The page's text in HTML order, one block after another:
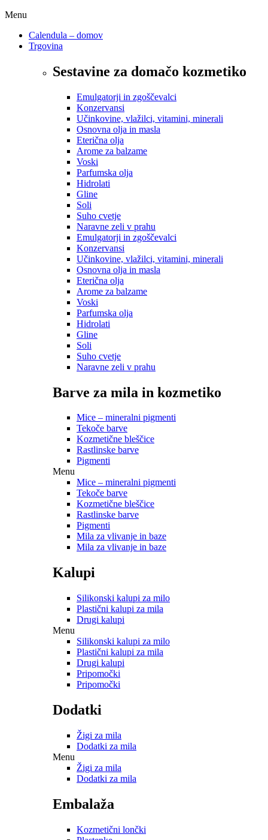
Menu
Calendula – domov
Trgovina
Sestavine za domačo kozmetiko
Emulgatorji in zgoščevalci
Konzervansi
Učinkovine, vlažilci, vitamini, minerali
Osnovna olja in masla
Eterična olja
Arome za balzame
Voski
Parfumska olja
Hidrolati
Gline
Soli
Suho cvetje
Naravne zeli v prahu
Emulgatorji in zgoščevalci
Konzervansi
Učinkovine, vlažilci, vitamini, minerali
Osnovna olja in masla
Eterična olja
Arome za balzame
Voski
Parfumska olja
Hidrolati
Gline
Soli
Suho cvetje
Naravne zeli v prahu
Barve za mila in kozmetiko
Mice – mineralni pigmenti
Tekoče barve
Kozmetične bleščice
Rastlinske barve
Pigmenti
Menu
Mice – mineralni pigmenti
Tekoče barve
Kozmetične bleščice
Rastlinske barve
Pigmenti
Mila za vlivanje in baze
Mila za vlivanje in baze
Kalupi
Silikonski kalupi za milo
Plastični kalupi za mila
Drugi kalupi
Menu
Silikonski kalupi za milo
Plastični kalupi za mila
Drugi kalupi
Pripomočki
Pripomočki
Dodatki
Žigi za mila
Dodatki za mila
Menu
Žigi za mila
Dodatki za mila
Embalaža
Kozmetični lončki